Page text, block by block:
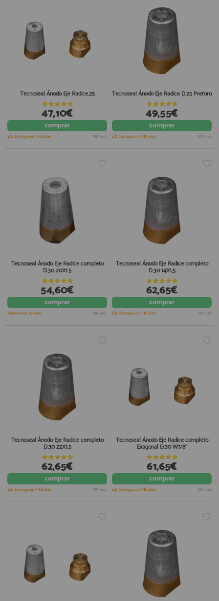
Tecnoseal Ánodo Eje Radice.25
47,10€
comprar
Entrega en 7-10 días IVA incl.
Tecnoseal Ánodo Eje Radice D.25 Preforo
49,55€
comprar
Entrega en 7-10 días IVA incl.
Tecnoseal Ánodo Eje Radice completo
D.30 20X1.5
54,60€
comprar
Seleccionar opción IVA incl.
Tecnoseal Ánodo Eje Radice completo
D.30 14X1,5
62,65€
comprar
Entrega en 7-10 días IVA incl.
Tecnoseal Ánodo Eje Radice completo
D.30 22X1,5
62,65€
comprar
Entrega en 7-10 días IVA incl.
Tecnoseal Ánodo Eje Radice completo
Exagonal D.30 W7/8"
61,65€
comprar
Entrega en 7-10 días IVA incl.